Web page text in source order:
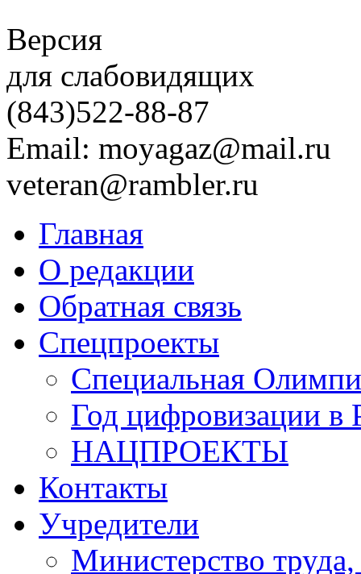
Версия
для слабовидящих
(843)522-88-87
Email: moyagaz@mail.ru
veteran@rambler.ru
Главная
О редакции
Обратная связь
Спецпроекты
Специальная
Год цифровизации в
НАЦПРОЕКТЫ
Контакты
Учредители
Министерство